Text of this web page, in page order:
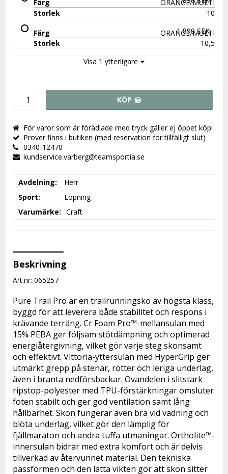
ORANGE/MULTI
10
1 899 SEK
ORANGE/MULTI
10,5
Visa 1 ytterligare
KÖP
För varor som är förädlade med tryck gäller ej öppet köp!
Prover finns i butiken (med reservation för tillfälligt slut)
0340-12470
kundservice.varberg@teamsportia.se
Avdelning
Herr
Sport
Löpning
Varumärke
Craft
Beskrivning
Art.nr: 065257
Pure Trail Pro är en trailrunningsko av högsta klass,
byggd för att leverera både stabilitet och respons i
krävande terräng. Cr Foam Pro™-mellansulan med
15% PEBA ger följsam stötdämpning och optimerad
energiåtergivning, vilket gör varje steg skonsamt
och effektivt. Vittoria-yttersulan med HyperGrip ger
utmärkt grepp på stenar, rötter och leriga underlag,
även i branta nedförsbackar. Ovandelen i slitstark
ripstop-polyester med TPU-förstärkningar omsluter
foten stabilt och ger god ventilation samt lång
hållbarhet. Skon fungerar även bra vid vadning och
blöta underlag, vilket gör den lämplig för
fjällmaraton och andra tuffa utmaningar. Ortholite™-
innersulan bidrar med extra komfort och är delvis
tillverkad av återvunnet material. Den tekniska
passformen och den lätta vikten gör att skon sitter